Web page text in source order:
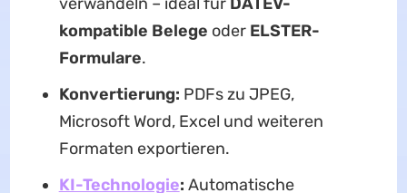
kompatible Belege oder ELSTER-
Formulare.
Konvertierung: PDFs zu JPEG,
Microsoft Word, Excel und weiteren
Formaten exportieren.
KI-Technologie: Automatische